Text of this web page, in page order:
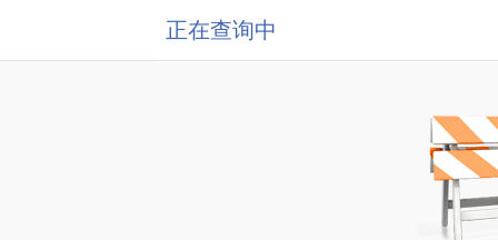
正在查询中